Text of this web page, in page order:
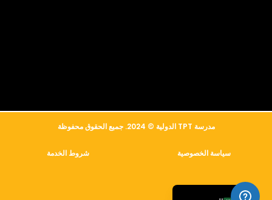
مدرسة TPT الدولية © 2024. جميع الحقوق محفوظة
سياسة الخصوصية شروط الخدمة
Русский